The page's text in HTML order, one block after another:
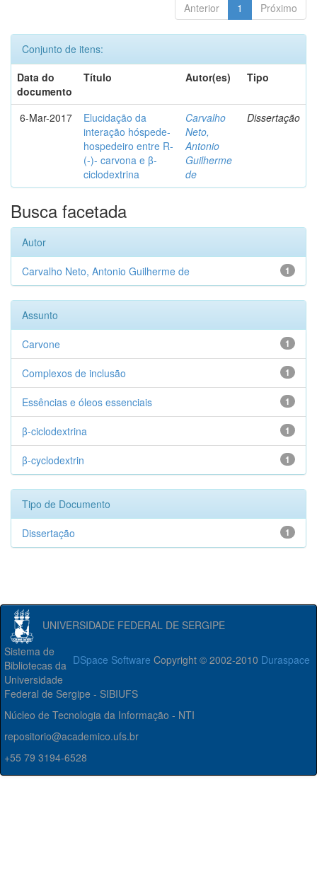
Anterior 1 Próximo
Conjunto de itens:
Data do
documento
Título Autor(es) Tipo
6-Mar-2017
Elucidação da
interação hóspede-
hospedeiro entre R-
(-)- carvona e β-
ciclodextrina
Carvalho
Neto,
Antonio
Guilherme
de
Dissertação
Busca facetada
Autor
1
Carvalho Neto, Antonio Guilherme de
Assunto
1
Carvone
1
Complexos de inclusão
1
Essências e óleos essenciais
1
β-ciclodextrina
1
β-cyclodextrin
Tipo de Documento
1
Dissertação
UNIVERSIDADE FEDERAL DE SERGIPE
DSpace Software Copyright © 2002-2010 Duraspace
Sistema de
Bibliotecas da
Universidade
Federal de Sergipe - SIBIUFS
Núcleo de Tecnologia da Informação - NTI
repositorio@academico.ufs.br
+55 79 3194-6528